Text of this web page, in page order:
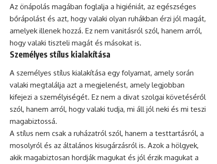
Az önápolás magában foglalja a higiéniát, az egészséges
bőrápolást és azt, hogy valaki olyan ruhákban érzi jól magát,
amelyek illenek hozzá. Ez nem vanitásról szól, hanem arról,
hogy valaki tiszteli magát és másokat is.
Személyes stílus kialakítása
A személyes stílus kialakítása egy folyamat, amely során
valaki megtalálja azt a megjelenést, amely legjobban
kifejezi a személyiségét. Ez nem a divat szolgai követéséről
szól, hanem arról, hogy valaki tudja, mi áll jól neki és mi teszi
magabiztossá.
A stílus nem csak a ruházatról szól, hanem a testtartásról, a
mosolyról és az általános kisugárzásról is. Azok a hölgyek,
akik magabiztosan hordják magukat és jól érzik magukat a